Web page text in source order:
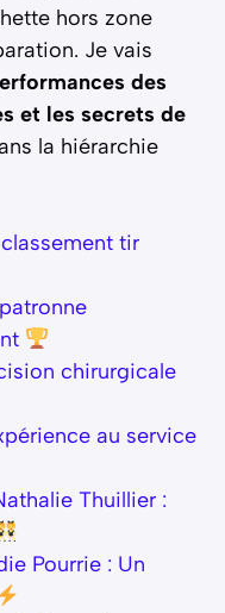
hors zone
Je vais
des
et les secrets de
la hiérarchie
tir
chirurgicale
au service
Thuillier :
Pourrie : Un